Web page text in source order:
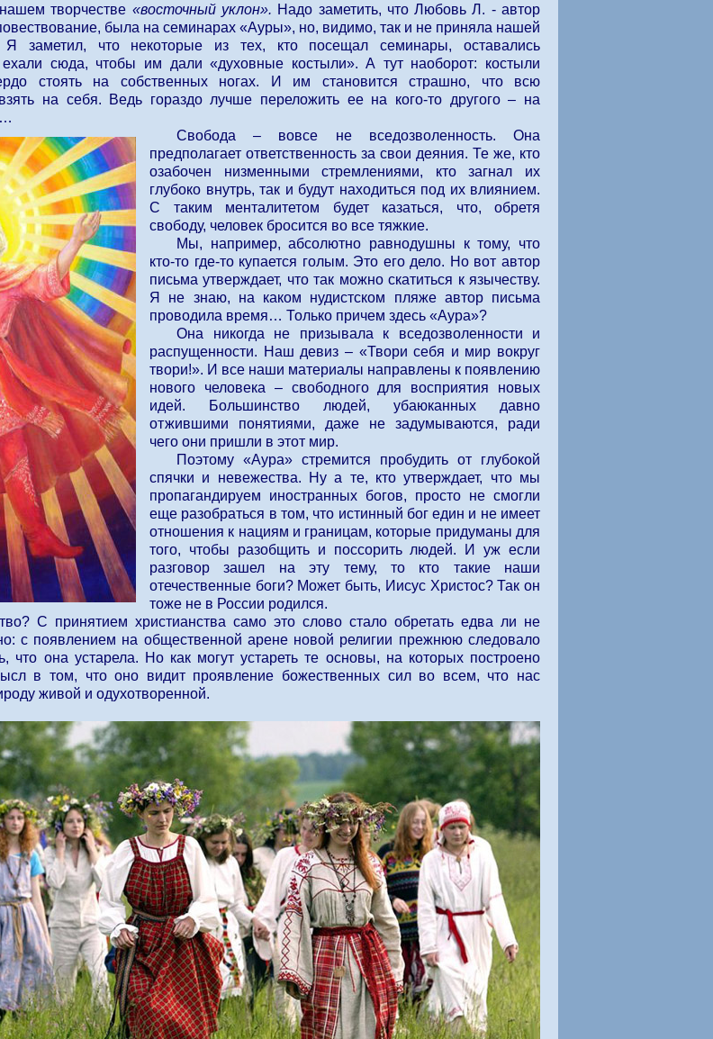
творчестве «восточный уклон». Надо заметить, что Любовь Л. - автор
была на семинарах «Ауры», но, видимо, так и не приняла нашей
заметил, что некоторые из тех, кто посещал семинары, оставались
сюда, чтобы им дали «духовные костыли». А тут наоборот: костыли
стоять на собственных ногах. И им становится страшно, что всю
взять на себя. Ведь гораздо лучше переложить ее на кого-то другого – на
Свобода – вовсе не вседозволенность. Она
предполагает ответственность за свои деяния. Те же, кто
озабочен низменными стремлениями, кто загнал их
глубоко внутрь, так и будут находиться под их влиянием.
С таким менталитетом будет казаться, что, обретя
свободу, человек бросится во все тяжкие.
Мы, например, абсолютно равнодушны к тому, что
кто-то где-то купается голым. Это его дело. Но вот автор
письма утверждает, что так можно скатиться к язычеству.
Я не знаю, на каком нудистском пляже автор письма
проводила время… Только причем здесь «Аура»?
Она никогда не призывала к вседозволенности и
распущенности. Наш девиз – «Твори себя и мир вокруг
твори!». И все наши материалы направлены к появлению
нового человека – свободного для восприятия новых
идей. Большинство людей, убаюканных давно
отжившими понятиями, даже не задумываются, ради
чего они пришли в этот мир.
Поэтому «Аура» стремится пробудить от глубокой
спячки и невежества. Ну а те, кто утверждает, что мы
пропагандируем иностранных богов, просто не смогли
еще разобраться в том, что истинный бог един и не имеет
отношения к нациям и границам, которые придуманы для
того, чтобы разобщить и поссорить людей. И уж если
разговор зашел на эту тему, то кто такие наши
отечественные боги? Может быть, Иисус Христос? Так он
тоже не в России родился.
С принятием христианства само это слово стало обретать едва ли не
с появлением на общественной арене новой религии прежнюю следовало
что она устарела. Но как могут устареть те основы, на которых построено
в том, что оно видит проявление божественных сил во всем, что нас
живой и одухотворенной.